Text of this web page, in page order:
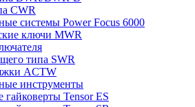
CWR
системы Power Focus 6000
ключи MWR
типа SWR
ACTW
инструменты
гайковерты Tensor ES